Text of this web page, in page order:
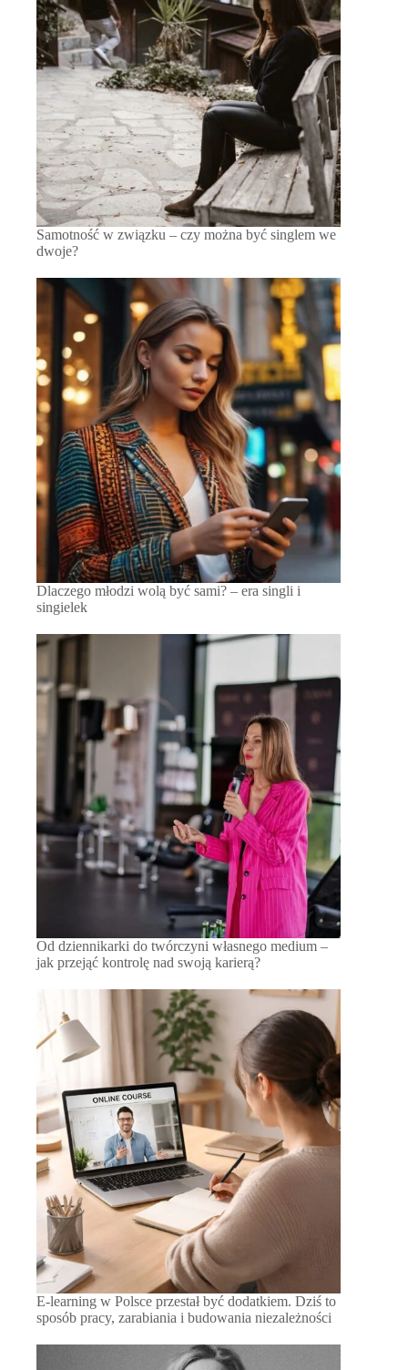
Samotność w związku – czy można być singlem we
dwoje?
Dlaczego młodzi wolą być sami? – era singli i
singielek
Od dziennikarki do twórczyni własnego medium –
jak przejąć kontrolę nad swoją karierą?
E-learning w Polsce przestał być dodatkiem. Dziś to
sposób pracy, zarabiania i budowania niezależności